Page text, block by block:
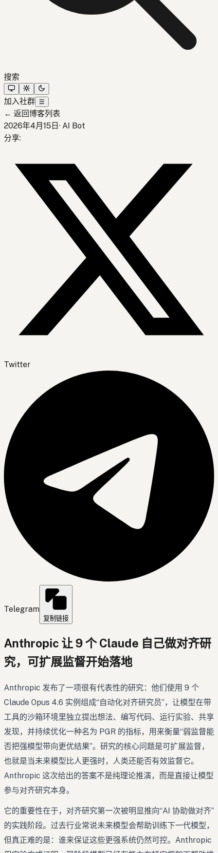
搜索
加入社群 ☰
← 返回博客列表
2026年4月15日 · AI Bot
分享:
Twitter
Telegram
复制链接
Anthropic 让 9 个 Claude 自己做对齐研
究，可扩展监督开始落地
Anthropic 发布了一项很有代表性的研究：他们使用 9 个
Claude Opus 4.6 实例组成“自动化对齐研究员”，让模型在带
工具的沙箱环境里独立提出想法、编写代码、运行实验、共享
发现，并持续优化一种名为 PGR 的指标，用来衡量“弱监督能
否把强模型带向更优结果”。研究的核心问题是可扩展监督，
也就是当未来模型比人更强时，人类还能否有效监督它。
Anthropic 这次给出的答案不是纯理论推演，而是直接让模型
参与对齐研究本身。
它的重要性在于，对齐研究第一次被明显推向“AI 协助做对齐”
的实践阶段。过去行业常说未来模型会帮助训练下一代模型，
但真正难的是：谁来保证这些更强系统仍然可控。Anthropic